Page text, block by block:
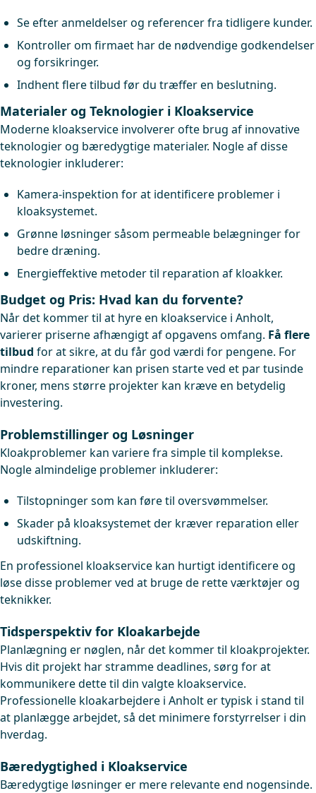
Se efter anmeldelser og referencer fra tidligere kunder.
Kontroller om firmaet har de nødvendige godkendelser
og forsikringer.
Indhent flere tilbud før du træffer en beslutning.
Materialer og Teknologier i Kloakservice
Moderne kloakservice involverer ofte brug af innovative
teknologier og bæredygtige materialer. Nogle af disse
teknologier inkluderer:
Kamera-inspektion for at identificere problemer i
kloaksystemet.
Grønne løsninger såsom permeable belægninger for
bedre dræning.
Energieffektive metoder til reparation af kloakker.
Budget og Pris: Hvad kan du forvente?
Når det kommer til at hyre en kloakservice i Anholt,
varierer priserne afhængigt af opgavens omfang. Få flere
tilbud for at sikre, at du får god værdi for pengene. For
mindre reparationer kan prisen starte ved et par tusinde
kroner, mens større projekter kan kræve en betydelig
investering.
Problemstillinger og Løsninger
Kloakproblemer kan variere fra simple til komplekse.
Nogle almindelige problemer inkluderer:
Tilstopninger som kan føre til oversvømmelser.
Skader på kloaksystemet der kræver reparation eller
udskiftning.
En professionel kloakservice kan hurtigt identificere og
løse disse problemer ved at bruge de rette værktøjer og
teknikker.
Tidsperspektiv for Kloakarbejde
Planlægning er nøglen, når det kommer til kloakprojekter.
Hvis dit projekt har stramme deadlines, sørg for at
kommunikere dette til din valgte kloakservice.
Professionelle kloakarbejdere i Anholt er typisk i stand til
at planlægge arbejdet, så det minimere forstyrrelser i din
hverdag.
Bæredygtighed i Kloakservice
Bæredygtige løsninger er mere relevante end nogensinde.